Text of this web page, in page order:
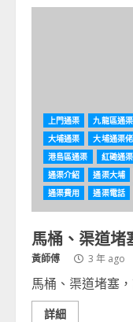
上門通渠 九龍區通渠
大埔通渠
大埔通渠佬
港島區通渠
紅磡通
通渠介紹
通渠大埔
通渠費用
通渠電話
馬桶、渠道堵
黃師傅 3 年 ago
馬桶、渠道堵塞
詳細